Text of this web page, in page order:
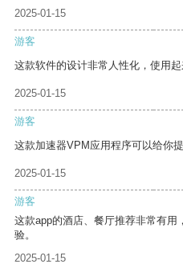
2025-01-15
游客
这款软件的设计非常人性化，使用起
2025-01-15
游客
这款加速器VPM应用程序可以给你
2025-01-15
游客
这款app的酒店、餐厅推荐非常有
验。
2025-01-15